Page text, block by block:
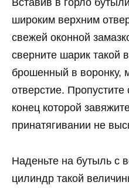
Вставив в горло
широким верхним
свежей оконной
сверните шарик такой
брошенный в воронку,
отверстие. Пропустите
конец которой
принатягивании не
Наденьте на бутыль с
цилиндр такой